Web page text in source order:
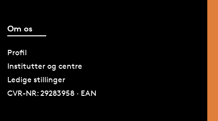
Om os
Profil
Institutter og centre
Ledige stillinger
CVR-NR: 29283958 · EAN